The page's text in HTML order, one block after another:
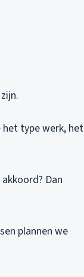
zijn.
het type werk, het
Dan
plannen we